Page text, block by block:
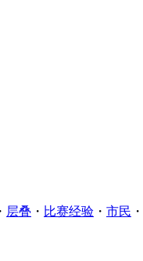
・ 层叠 ・ 比赛经验 ・ 市民 ・